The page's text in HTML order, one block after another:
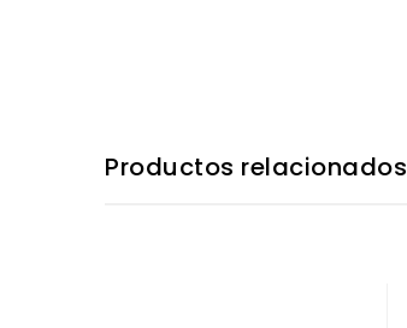
Productos relacionados